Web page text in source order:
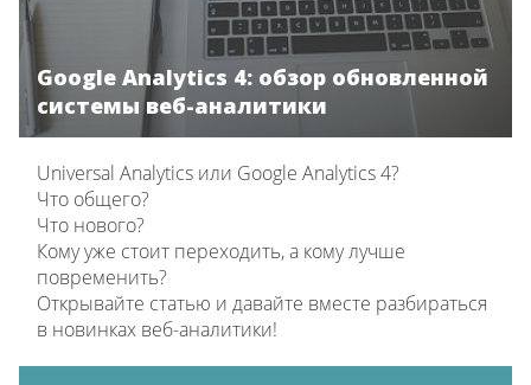
Google Analytics 4: обзор обновленной
системы веб-аналитики
Universal Analytics или Google Analytics 4?
Что общего?
Что нового?
Кому уже стоит переходить, а кому лучше
повременить?
Открывайте статью и давайте вместе разбираться
в новинках веб-аналитики!